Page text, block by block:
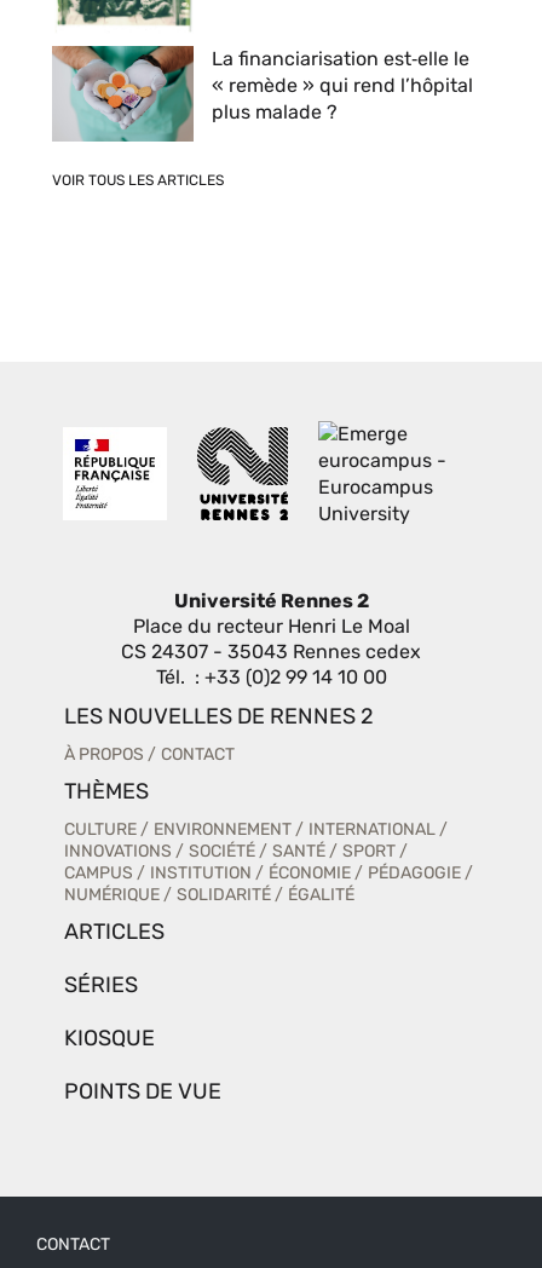
La financiarisation est‑elle le
« remède » qui rend l’hôpital
plus malade ?
VOIR TOUS LES ARTICLES
Université Rennes 2
Place du recteur Henri Le Moal
CS 24307 - 35043 Rennes cedex
Tél. : +33 (0)2 99 14 10 00
LES NOUVELLES DE RENNES 2
À PROPOS CONTACT
THÈMES
CULTURE ENVIRONNEMENT
INTERNATIONAL
INNOVATIONS
SOCIÉTÉ SANTÉ
SPORT
CAMPUS
INSTITUTION ÉCONOMIE
PÉDAGOGIE
NUMÉRIQUE
SOLIDARITÉ ÉGALITÉ
ARTICLES
SÉRIES
KIOSQUE
POINTS DE VUE
CONTACT